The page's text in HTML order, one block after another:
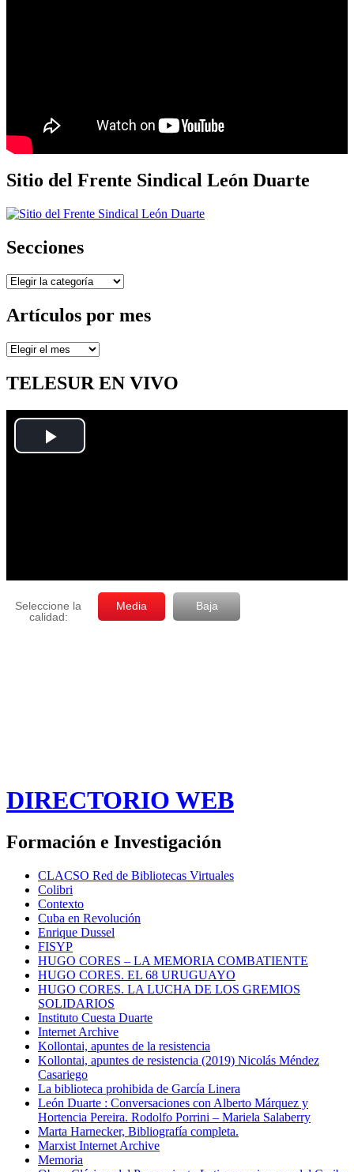
Sitio del Frente Sindical León Duarte
Secciones
Secciones
Artículos por mes
Artículos
mes
TELESUR EN VIVO
DIRECTORIO WEB
Formación e Investigación
CLACSO Red de Bibliotecas Virtuales
Colibri
Contexto
Cuba en Revolución
Enrique Dussel
FISYP
HUGO CORES – LA MEMORIA COMBATIENTE
HUGO CORES. EL 68 URUGUAYO
HUGO CORES. LA LUCHA DE LOS GREMIOS
SOLIDARIOS
Instituto Cuesta Duarte
Internet Archive
Kollontai, apuntes de la resistencia
Kollontai, apuntes de resistencia (2019) Nicolás Méndez
Casariego
La biblioteca prohibida de García Linera
León Duarte : Conversaciones con Alberto Márquez y
Hortencia Pereira. Rodolfo Porrini – Mariela Salaberry
Marta Harnecker, Bibliografía completa.
Marxist Internet Archive
Memoria